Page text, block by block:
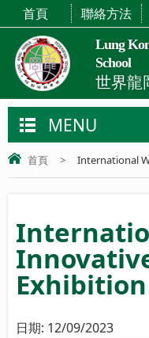
Lung
School
世界龍
首頁 聯絡方法
MENU
首頁 > International
Exhibition
日期: 12/09/2023